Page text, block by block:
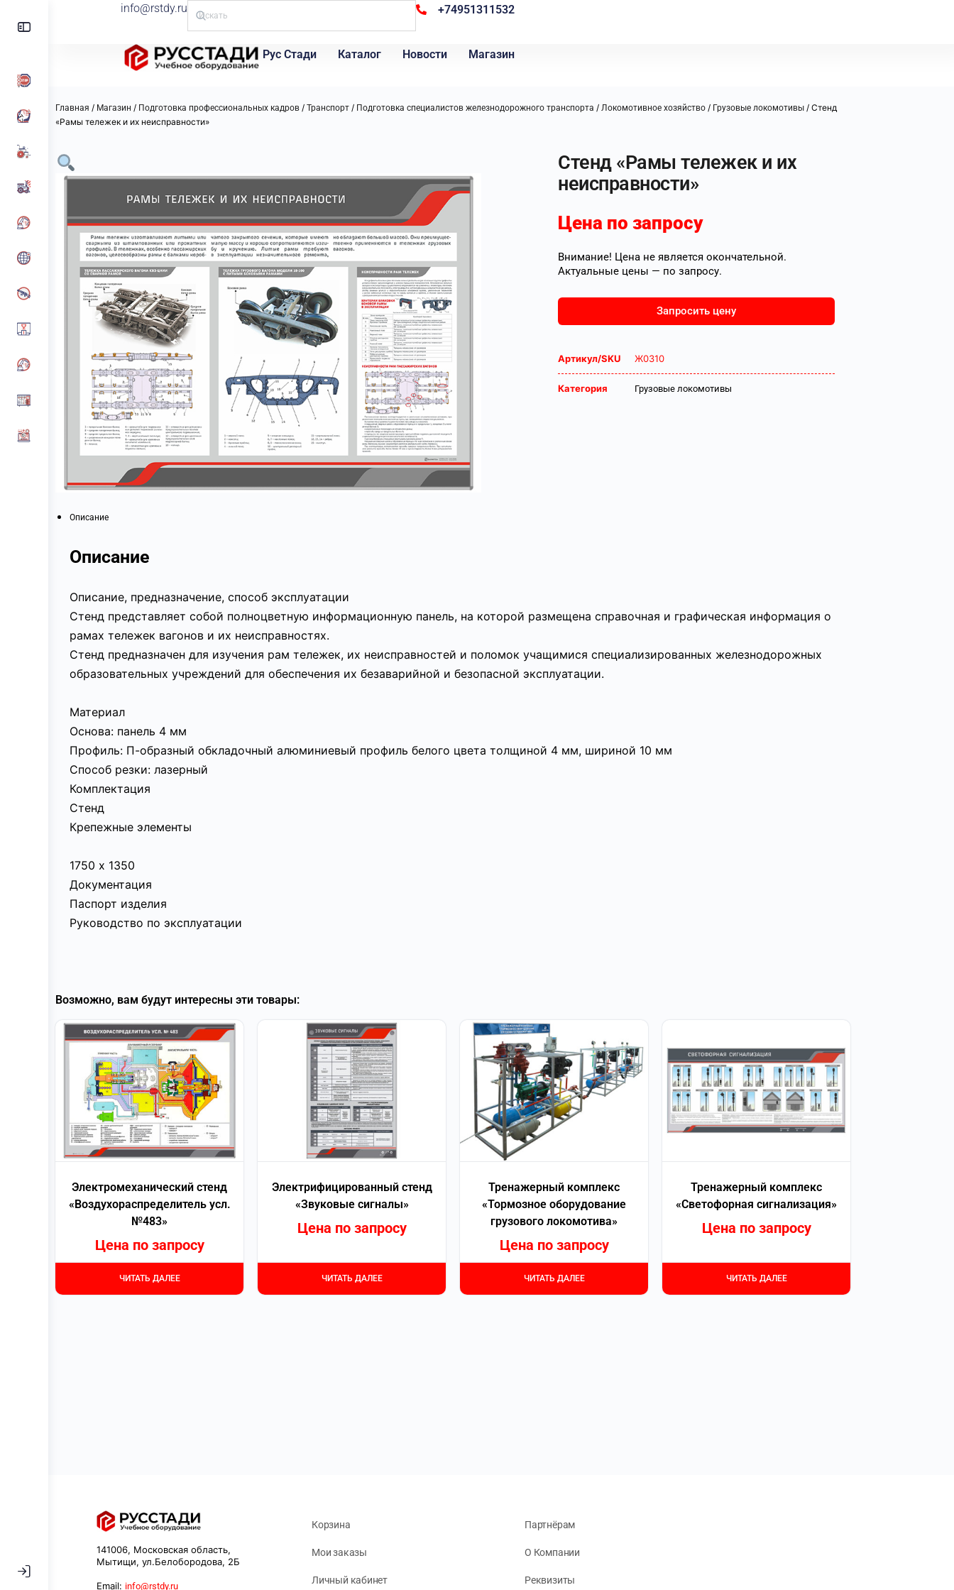
info@rstdy.ru +74951311532
Рус Стади Каталог Новости Магазин
Главная / Магазин / Подготовка профессиональных кадров / Транспорт / Подготовка специалистов железнодорожного транспорта / Локомотивное хозяйство / Грузовые локомотивы / Стенд
«Рамы тележек и их неисправности»
Стенд «Рамы тележек и их
неисправности»
Цена по запросу
Внимание! Цена не является окончательной.
Актуальные цены — по запросу.
Запросить цену
Артикул/SKU Ж0310
Категория Грузовые локомотивы
Описание
Описание
Описание, предназначение, способ эксплуатации
Стенд представляет собой полноцветную информационную панель, на которой размещена справочная и графическая информация о
рамах тележек вагонов и их неисправностях.
Стенд предназначен для изучения рам тележек, их неисправностей и поломок учащимися специализированных железнодорожных
образовательных учреждений для обеспечения их безаварийной и безопасной эксплуатации.
Материал
Основа: панель 4 мм
Профиль: П-образный обкладочный алюминиевый профиль белого цвета толщиной 4 мм, шириной 10 мм
Способ резки: лазерный
Комплектация
Стенд
Крепежные элементы
1750 х 1350
Документация
Паспорт изделия
Руководство по эксплуатации
Возможно, вам будут интересны эти товары:
Электромеханический стенд
«Воздухораспределитель усл.
№483»
Цена по запросу
ЧИТАТЬ ДАЛЕЕ
Электрифицированный стенд
«Звуковые сигналы»
Цена по запросу
ЧИТАТЬ ДАЛЕЕ
Тренажерный комплекс
«Тормозное оборудование
грузового локомотива»
Цена по запросу
ЧИТАТЬ ДАЛЕЕ
Тренажерный комплекс
«Светофорная сигнализация»
Цена по запросу
ЧИТАТЬ ДАЛЕЕ
141006, Московская область,
Мытищи, ул.Белобородова, 2Б
Email: info@rstdy.ru
Корзина
Мои заказы
Личный кабинет
Партнёрам
О Компании
Реквизиты